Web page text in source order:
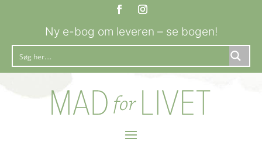
Ny e-bog om leveren – se bogen!